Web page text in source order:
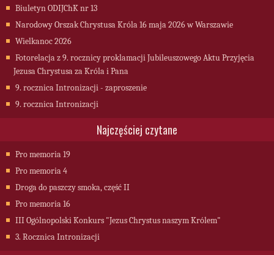
Biuletyn ODIJChK nr 13
Narodowy Orszak Chrystusa Króla 16 maja 2026 w Warszawie
Wielkanoc 2026
Fotorelacja z 9. rocznicy proklamacji Jubileuszowego Aktu Przyjęcia
Jezusa Chrystusa za Króla i Pana
9. rocznica Intronizacji - zaproszenie
9. rocznica Intronizacji
Najczęściej czytane
Pro memoria 19
Pro memoria 4
Droga do paszczy smoka, część II
Pro memoria 16
III Ogólnopolski Konkurs "Jezus Chrystus naszym Królem"
3. Rocznica Intronizacji